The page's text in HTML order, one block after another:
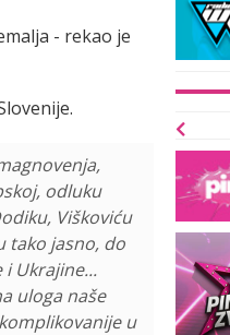
- rekao je
odluku
Viškoviću
tako jasno, do
Ukrajine...
uloga naše
u